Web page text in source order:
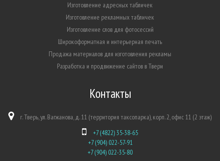
Изготовление адресных табличек
Изготовление рекламных табличек
Изготовление слов для фотосессий
Широкоформатная и интерьерная печать
Продажа материалов для изготовления рекламы
Разработка и продвижение сайтов в Твери
Контакты
г. Тверь, ул. Вагжанова, д. 11 (территория таксопарка), корп. 2, офис 11 (2 этаж)
+7 (4822) 35-38-65
+7 (904) 022-57-91
+7 (904) 022-35-80